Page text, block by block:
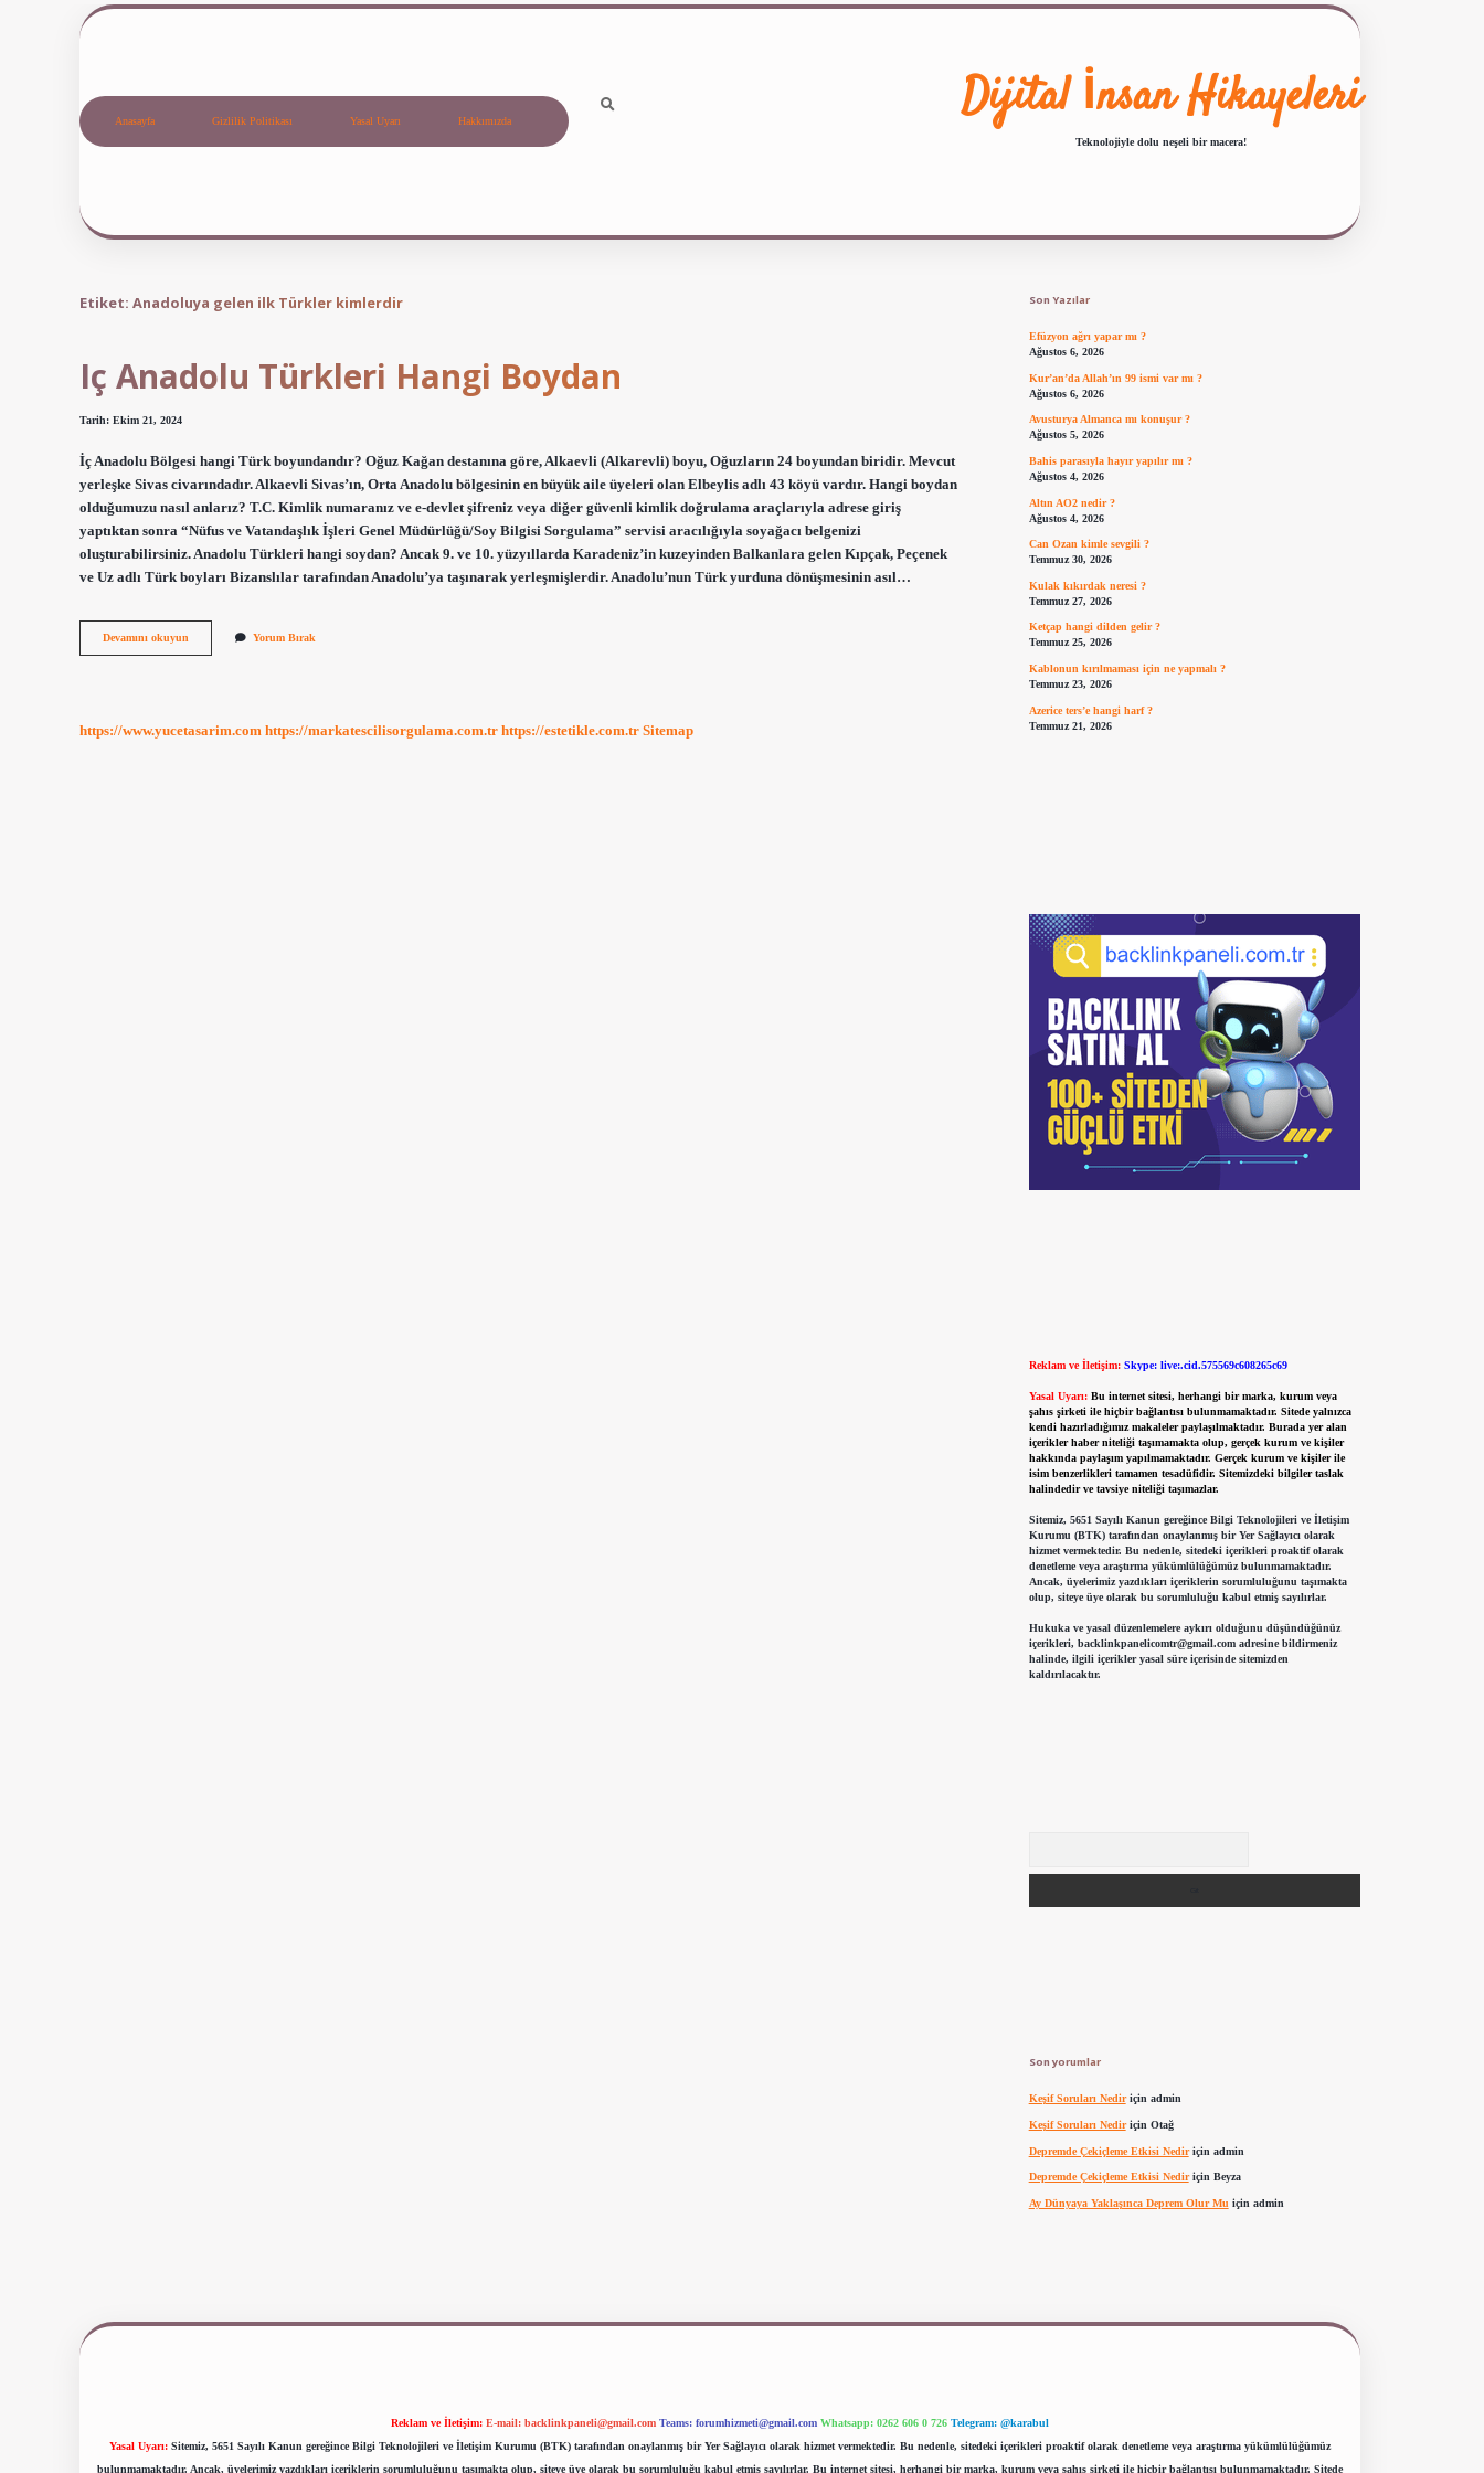
Anasayfa Gizlilik Politikası Yasal Uyarı Hakkımızda Dijital İnsan Hikayeleri
Teknolojiyle dolu neşeli bir macera!
Etiket: Anadoluya gelen ilk Türkler kimlerdir
Iç Anadolu Türkleri Hangi Boydan
Tarih: Ekim 21, 2024
İç Anadolu Bölgesi hangi Türk boyundandır? Oğuz Kağan destanına göre, Alkaevli (Alkarevli) boyu, Oğuzların 24 boyundan biridir. Mevcut
yerleşke Sivas civarındadır. Alkaevli Sivas’ın, Orta Anadolu bölgesinin en büyük aile üyeleri olan Elbeylis adlı 43 köyü vardır. Hangi boydan
olduğumuzu nasıl anlarız? T.C. Kimlik numaranız ve e-devlet şifreniz veya diğer güvenli kimlik doğrulama araçlarıyla adrese giriş
yaptıktan sonra “Nüfus ve Vatandaşlık İşleri Genel Müdürlüğü/Soy Bilgisi Sorgulama” servisi aracılığıyla soyağacı belgenizi
oluşturabilirsiniz. Anadolu Türkleri hangi soydan? Ancak 9. ve 10. yüzyıllarda Karadeniz’in kuzeyinden Balkanlara gelen Kıpçak, Peçenek
ve Uz adlı Türk boyları Bizanslılar tarafından Anadolu’ya taşınarak yerleşmişlerdir. Anadolu’nun Türk yurduna dönüşmesinin asıl…
Devamını okuyun
Anadolu
Yorum Bırak
https://www.yucetasarim.com https://markatescilisorgulama.com.tr https://estetikle.com.tr Sitemap
Son Yazılar
Efüzyon ağrı yapar mı ?
Ağustos 6, 2026
Kur’an’da Allah’ın 99 ismi var mı ?
Ağustos 6, 2026
Avusturya Almanca mı konuşur ?
Ağustos 5, 2026
Bahis parasıyla hayır yapılır mı ?
Ağustos 4, 2026
Altın AO2 nedir ?
Ağustos 4, 2026
Can Ozan kimle sevgili ?
Temmuz 30, 2026
Kulak kıkırdak neresi ?
Temmuz 27, 2026
Ketçap hangi dilden gelir ?
Temmuz 25, 2026
Kablonun kırılmaması için ne yapmalı ?
Temmuz 23, 2026
Azerice ters’e hangi harf ?
Temmuz 21, 2026
Reklam ve İletişim: Skype: live:.cid.575569c608265c69
Yasal Uyarı: Bu internet sitesi, herhangi bir marka, kurum veya
şahıs şirketi ile hiçbir bağlantısı bulunmamaktadır. Sitede yalnızca
kendi hazırladığımız makaleler paylaşılmaktadır. Burada yer alan
içerikler haber niteliği taşımamakta olup, gerçek kurum ve kişiler
hakkında paylaşım yapılmamaktadır. Gerçek kurum ve kişiler ile
isim benzerlikleri tamamen tesadüfidir. Sitemizdeki bilgiler taslak
halindedir ve tavsiye niteliği taşımazlar.
Sitemiz, 5651 Sayılı Kanun gereğince Bilgi Teknolojileri ve İletişim
Kurumu (BTK) tarafından onaylanmış bir Yer Sağlayıcı olarak
hizmet vermektedir. Bu nedenle, sitedeki içerikleri proaktif olarak
denetleme veya araştırma yükümlülüğümüz bulunmamaktadır.
Ancak, üyelerimiz yazdıkları içeriklerin sorumluluğunu taşımakta
olup, siteye üye olarak bu sorumluluğu kabul etmiş sayılırlar.
Hukuka ve yasal düzenlemelere aykırı olduğunu düşündüğünüz
içerikleri, backlinkpanelicomtr@gmail.comadresine bildirmeniz
halinde, ilgili içerikler yasal süre içerisinde sitemizden
kaldırılacaktır.
Son yorumlar
Keşif Soruları Nediriçin admin
Keşif Soruları Nediriçin Otağ
Depremde Çekiçleme Etkisi Nediriçin admin
Depremde Çekiçleme Etkisi Nediriçin Beyza
Ay Dünyaya Yaklaşınca Deprem Olur Mu için admin
Reklam ve İletişim: E-mail: backlinkpaneli@gmail.com Teams: forumhizmeti@gmail.com Whatsapp: 0262 606 0 726 Telegram: @karabul
Yasal Uyarı: Sitemiz, 5651 Sayılı Kanun gereğince Bilgi Teknolojileri ve İletişim Kurumu (BTK) tarafından onaylanmış bir Yer Sağlayıcı olarak hizmet vermektedir. Bu nedenle, sitedeki içerikleri proaktif olarak denetleme veya araştırma yükümlülüğümüz
bulunmamaktadır. Ancak, üyelerimiz yazdıkları içeriklerin sorumluluğunu taşımakta olup, siteye üye olarak bu sorumluluğu kabul etmiş sayılırlar. Bu internet sitesi, herhangi bir marka, kurum veya şahıs şirketi ile hiçbir bağlantısı bulunmamaktadır. Sitede